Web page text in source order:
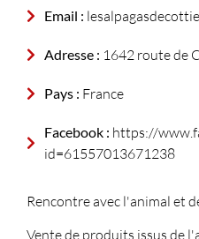
Email :
Adresse : 1642 route de
Pays : France
Facebook : https://
id=61557013671238
Rencontre avec l'animal et
Vente de produits issus de